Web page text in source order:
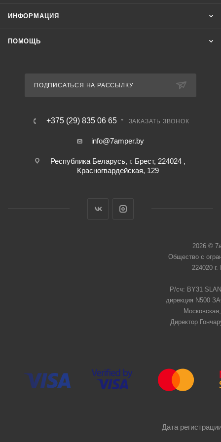
ИНФОРМАЦИЯ
ПОМОЩЬ
ПОДПИСАТЬСЯ НА РАССЫЛКУ
+375 (29) 835 06 65 ЗАКАЗАТЬ ЗВОНОК
info@7amper.by
Республика Беларусь, г. Брест, 224024 ,
Красногвардейская, 129
2026 ©
Общество с
224020
Р/сч: BY31
дирекция N500
Директор
Дата